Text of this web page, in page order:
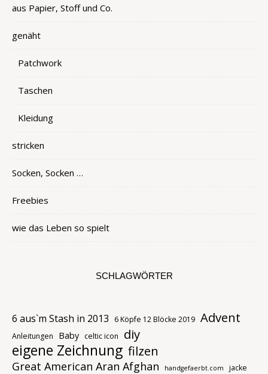
aus Papier, Stoff und Co.
genäht
Patchwork
Taschen
Kleidung
stricken
Socken, Socken …
Freebies
wie das Leben so spielt
SCHLAGWÖRTER
6 aus`m Stash in 2013 6 Köpfe 12 Blöcke 2019 Advent
Anleitungen Baby celtic icon diy
eigene Zeichnung filzen
Great American Aran Afghan handgefaerbt.com jacke